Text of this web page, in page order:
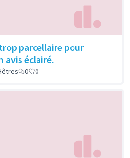
parcellaire pour
avis éclairé.
0 0